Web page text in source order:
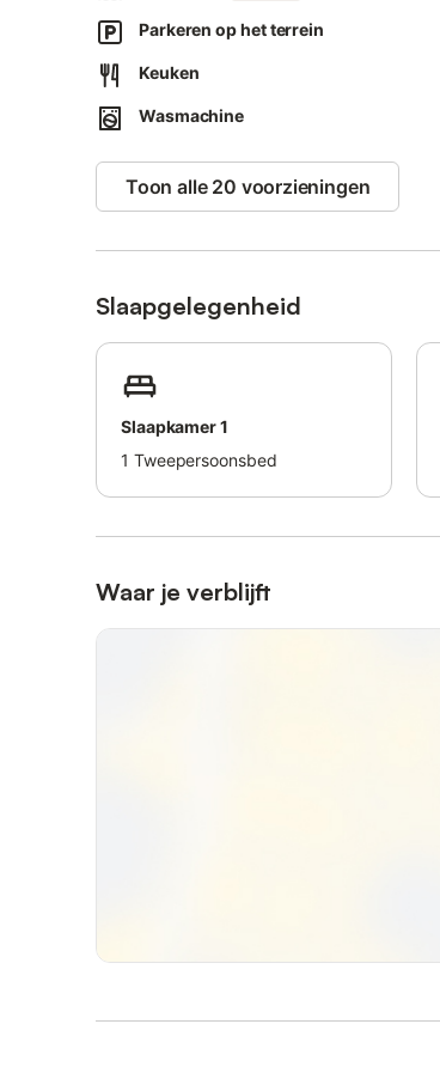
Parkeren op het terrein
Keuken
Wasmachine
Toon alle 20 voorzieningen
Slaapgelegenheid
Slaapkamer 1
1 Tweepersoonsbed
Waar je verblijft